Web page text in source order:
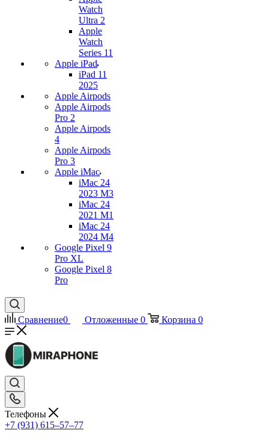
Watch
Ultra 2
Apple
Watch
Series 11
Apple iPad
iPad 11
2025
Apple Airpods
Apple Airpods
Pro 2
Apple Airpods
4
Apple Airpods
Pro 3
Apple iMac
iMac 24
2023 M3
iMac 24
2021 M1
iMac 24
2024 M4
Google Pixel 9
Pro XL
Google Pixel 8
Pro
Сравнение0 Отложенные 0 Корзина 0
Телефоны
+7 (931) 615‒57‒77